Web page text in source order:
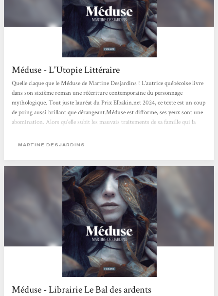
Méduse - L'Utopie Littéraire
Quelle claque que le Méduse de Martine Desjardins ! L'autrice québécoise livre
dans son sixième roman une réécriture contemporaine du personnage
mythologique. Tout juste lauréat du Prix Elbakin.net 2024, ce texte est un coup
de poing aussi brillant que dérangeant.Méduse est difforme, ses yeux sont une
abomination. Alors qu'elle subit les mauvais traitements de sa famille qui la
par être abandonnée par ses parents dans un institut isolé...Méduse interroge la
MARTINE DESJARDINS
Méduse - Librairie Le Bal des ardents